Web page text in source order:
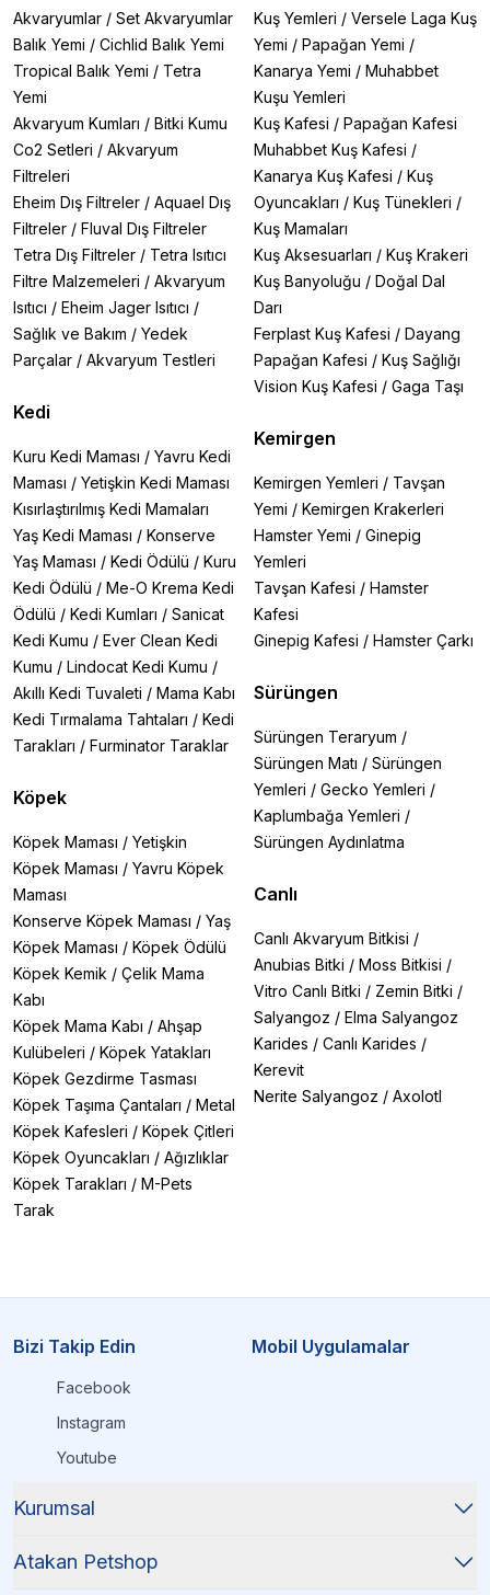
Akvaryumlar / Set Akvaryumlar
Balık Yemi / Cichlid Balık Yemi
Tropical Balık Yemi / Tetra
Yemi
Akvaryum Kumları / Bitki Kumu
Co2 Setleri / Akvaryum
Filtreleri
Eheim Dış Filtreler / Aquael Dış
Filtreler / Fluval Dış Filtreler
Tetra Dış Filtreler / Tetra Isıtıcı
Filtre Malzemeleri / Akvaryum
Isıtıcı / Eheim Jager Isıtıcı /
Sağlık ve Bakım / Yedek
Parçalar / Akvaryum Testleri
Kedi
Kuru Kedi Maması / Yavru Kedi
Maması / Yetişkin Kedi Maması
Kısırlaştırılmış Kedi Mamaları
Yaş Kedi Maması / Konserve
Yaş Maması / Kedi Ödülü / Kuru
Kedi Ödülü / Me-O Krema Kedi
Ödülü / Kedi Kumları / Sanicat
Kedi Kumu / Ever Clean Kedi
Kumu / Lindocat Kedi Kumu /
Akıllı Kedi Tuvaleti / Mama Kabı
Kedi Tırmalama Tahtaları / Kedi
Tarakları / Furminator Taraklar
Köpek
Köpek Maması / Yetişkin
Köpek Maması / Yavru Köpek
Maması
Konserve Köpek Maması / Yaş
Köpek Maması / Köpek Ödülü
Köpek Kemik / Çelik Mama
Kabı
Köpek Mama Kabı / Ahşap
Kulübeleri / Köpek Yatakları
Köpek Gezdirme Tasması
Köpek Taşıma Çantaları / Metal
Köpek Kafesleri / Köpek Çitleri
Köpek Oyuncakları / Ağızlıklar
Köpek Tarakları / M-Pets
Tarak
Kuş Yemleri / Versele Laga Kuş
Yemi / Papağan Yemi /
Kanarya Yemi / Muhabbet
Kuşu Yemleri
Kuş Kafesi / Papağan Kafesi
Muhabbet Kuş Kafesi /
Kanarya Kuş Kafesi / Kuş
Oyuncakları / Kuş Tünekleri /
Kuş Mamaları
Kuş Aksesuarları / Kuş Krakeri
Kuş Banyoluğu / Doğal Dal
Darı
Ferplast Kuş Kafesi / Dayang
Papağan Kafesi / Kuş Sağlığı
Vision Kuş Kafesi / Gaga Taşı
Kemirgen
Kemirgen Yemleri / Tavşan
Yemi / Kemirgen Krakerleri
Hamster Yemi / Ginepig
Yemleri
Tavşan Kafesi / Hamster
Kafesi
Ginepig Kafesi / Hamster Çarkı
Sürüngen
Sürüngen Teraryum /
Sürüngen Matı / Sürüngen
Yemleri / Gecko Yemleri /
Kaplumbağa Yemleri /
Sürüngen Aydınlatma
Canlı
Canlı Akvaryum Bitkisi /
Anubias Bitki / Moss Bitkisi /
Vitro Canlı Bitki / Zemin Bitki /
Salyangoz / Elma Salyangoz
Karides / Canlı Karides /
Kerevit
Nerite Salyangoz / Axolotl
Bizi Takip Edin
Facebook
Instagram
Youtube
Mobil Uygulamalar
Kurumsal
Atakan Petshop